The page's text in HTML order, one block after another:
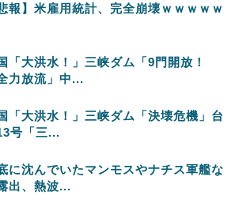
悲報】米雇用統計、完全崩壊ｗｗｗｗｗ
「大洪水！」三峡ダム「9門開放！
力放流」中...
「大洪水！」三峡ダム「決壊危機」台
号「三...
に沈んでいたマンモスやナチス軍艦な
出、熱波...